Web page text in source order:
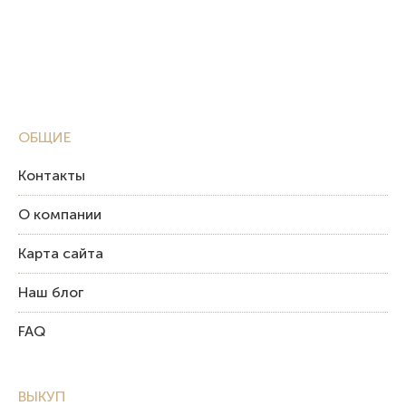
ОБЩИЕ
Контакты
О компании
Карта сайта
Наш блог
FAQ
ВЫКУП